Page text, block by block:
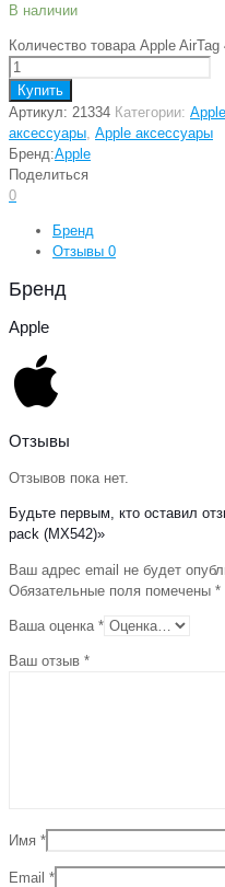
В наличии
Количество товара Apple
Купить
Артикул: 21334 Категории:
аксессуары Apple аксессуары
Бренд:Apple
Поделиться
0
Бренд
Отзывы 0
Бренд
Apple
Отзывы
Отзывов пока нет.
Будьте первым, кто оставил
pack (MX542)»
Ваш адрес email не будет
Обязательные поля помечены *
Ваша оценка *
Ваш отзыв *
Имя *
Email *